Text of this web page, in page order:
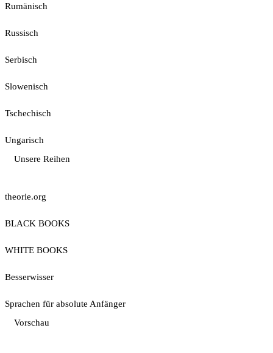
Rumänisch
Russisch
Serbisch
Slowenisch
Tschechisch
Ungarisch
Unsere Reihen
theorie.org
BLACK BOOKS
WHITE BOOKS
Besserwisser
Sprachen für absolute Anfänger
Vorschau